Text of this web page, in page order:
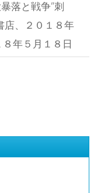
落と戦争”刺
店、２０１８年
年５月１８日